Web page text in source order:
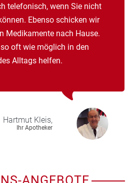
telefonisch, wenn Sie nicht
Ebenso schicken wir
Medikamente nach Hause.
oft wie möglich in den
Alltags helfen.
Hartmut Kleis,
Ihr Apotheker